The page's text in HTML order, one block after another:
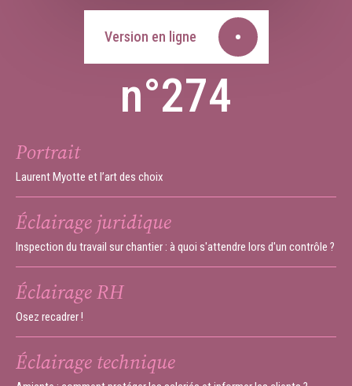
Version en ligne
n°274
Portrait
Laurent Myotte et l’art des choix
Éclairage juridique
Inspection du travail sur chantier : à quoi s'attendre lors d'un contrôle ?
Éclairage RH
Osez recadrer !
Éclairage technique